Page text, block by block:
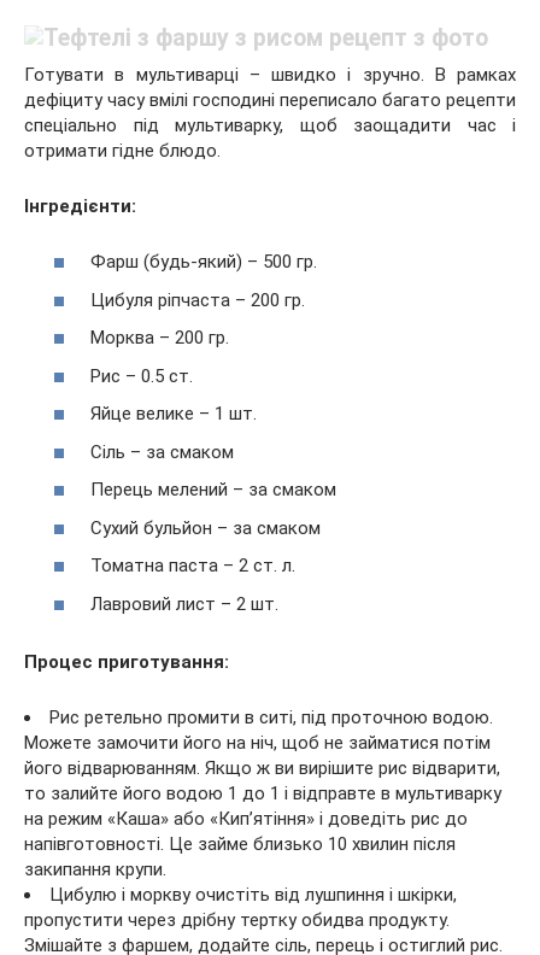
Готувати в мультиварці – швидко і зручно. В рамках
дефіциту часу вмілі господині переписало багато рецепти
спеціально під мультиварку, щоб заощадити час і
отримати гідне блюдо.
Інгредієнти:
Фарш (будь-який) – 500 гр.
Цибуля ріпчаста – 200 гр.
Морква – 200 гр.
Рис – 0.5 ст.
Яйце велике – 1 шт.
Сіль – за смаком
Перець мелений – за смаком
Сухий бульйон – за смаком
Томатна паста – 2 ст. л.
Лавровий лист – 2 шт.
Процес приготування:
Рис ретельно промити в ситі, під проточною водою.
Можете замочити його на ніч, щоб не займатися потім
його відварюванням. Якщо ж ви вирішите рис відварити,
то залийте його водою 1 до 1 і відправте в мультиварку
на режим «Каша» або «Кип’ятіння» і доведіть рис до
напівготовності. Це займе близько 10 хвилин після
закипання крупи.
Цибулю і моркву очистіть від лушпиння і шкірки,
пропустити через дрібну тертку обидва продукту.
Змішайте з фаршем, додайте сіль, перець і остиглий рис.